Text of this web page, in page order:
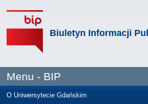
Biuletyn Informacji
Menu - BIP
O Uniwersytecie Gdańskim